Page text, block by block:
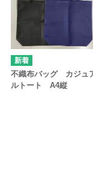
不織布バッグ カジュ
ルトート A4縦